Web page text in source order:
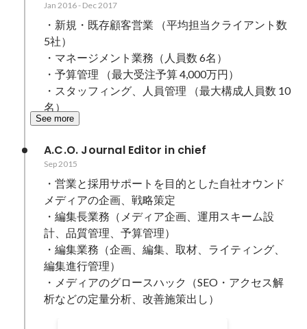
Jan 2016- Dec 2017
・新規・既存顧客営業 （平均担当クライアント数
5社）
・マネージメント業務（人員数 6名）
・予算管理 （最大受注予算 4,000万円）
・スタッフィング、人員管理 （最大構成人員数 10
名）
See more
A.C.O. Journal Editor in chief
Sep 2015
・営業と採用サポートを目的とした自社オウンド
メディアの企画、戦略策定
・編集長業務（メディア企画、運用スキーム設
計、品質管理、予算管理）
・編集業務（企画、編集、取材、ライティング、
編集進行管理）
・メディアのグロースハック（SEO・アクセス解
析などの定量分析、改善施策出し）